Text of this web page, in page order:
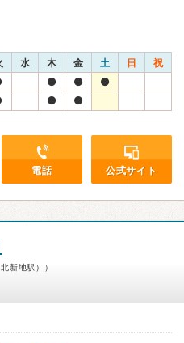
水 木 金 土 日 祝
電話 公式サイト
新地駅））